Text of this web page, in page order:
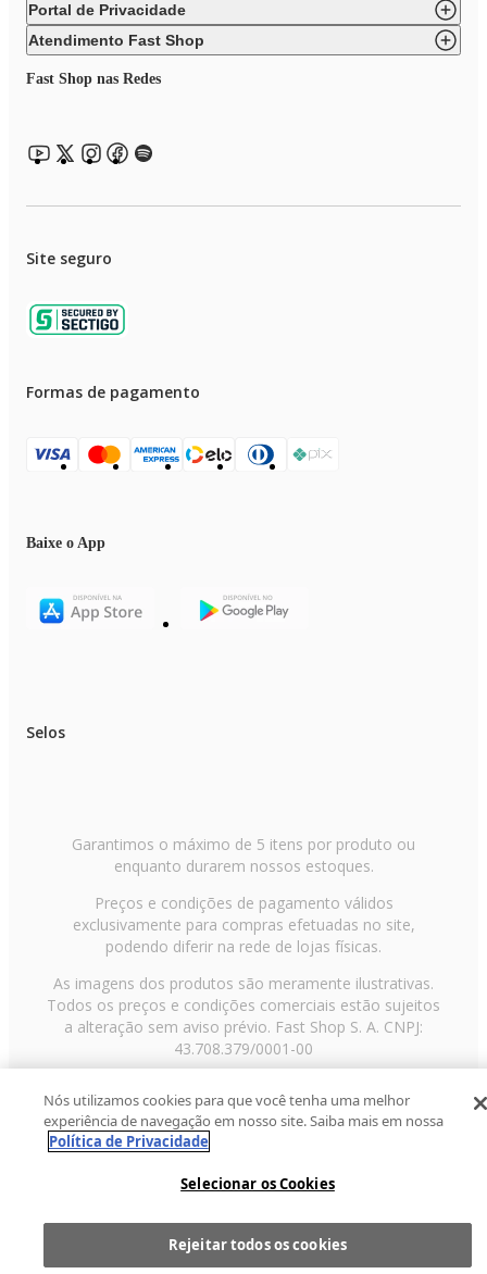
Portal de Privacidade
Atendimento Fast Shop
Fast Shop nas Redes
Site seguro
Formas de pagamento
Baixe o App
Selos
Garantimos o máximo de 5 itens por produto ou
enquanto durarem nossos estoques.
Preços e condições de pagamento válidos
exclusivamente para compras efetuadas no site,
podendo diferir na rede de lojas físicas.
As imagens dos produtos são meramente ilustrativas.
Todos os preços e condições comerciais estão sujeitos
a alteração sem aviso prévio. Fast Shop S. A. CNPJ:
43.708.379/0001-00
Paulo/SP, CEP 02029-001, Telefone: 11 3003-3728 ©
2013 Fast Shop - Todos os direitos reservadosRF
Nós utilizamos cookies para que você tenha uma melhor
experiência de navegação em nosso site. Saiba mais em nossa
Política de Privacidade
Selecionar os Cookies
Rejeitar todos os cookies